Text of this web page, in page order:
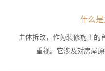
什么
主体拆改，作为装修施工的
重视。它涉及对房屋